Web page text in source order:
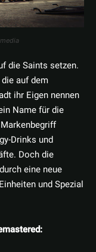
die Saints setzen.
auf dem
ihr Eigen nennen
Name für die
Drinks und
Doch die
eine neue
und Spezial